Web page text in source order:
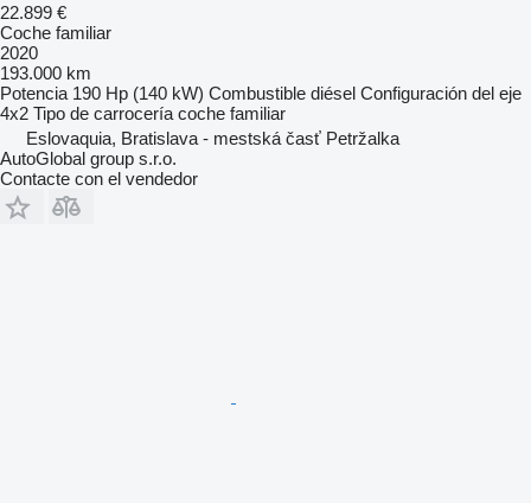
22.899 €
Coche familiar
2020
193.000 km
Potencia 190 Hp (140 kW) Combustible diésel Configuración del eje
4x2 Tipo de carrocería coche familiar
Eslovaquia, Bratislava - mestská časť Petržalka
AutoGlobal group s.r.o.
Contacte con el vendedor